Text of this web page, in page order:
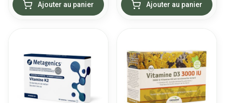
Ajouter au panier Ajouter au panier